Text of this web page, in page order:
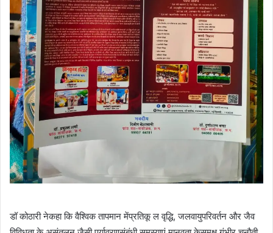
डॉ कोठारी नेकहा कि वैश्विक तापमान मेंप्रतिकू ल वृद्धि, जलवायुपरिवर्तन और जैव